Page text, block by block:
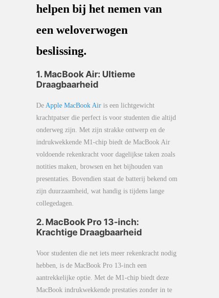
helpen bij het nemen van
een weloverwogen
beslissing.
1. MacBook Air: Ultieme
Draagbaarheid
De Apple MacBook Air is een lichtgewicht
krachtpatser die perfect is voor studenten die altijd
onderweg zijn. Met zijn strakke ontwerp en de
indrukwekkende M1-chip biedt de MacBook Air
voldoende rekenkracht voor dagelijkse taken zoals
notities maken, browsen en het bijhouden van
presentaties. Bovendien staat de batterij bekend om
zijn duurzaamheid, wat handig is tijdens lange
collegedagen.
2. MacBook Pro 13-inch:
Krachtige Draagbaarheid
Voor studenten die net iets meer rekenkracht nodig
hebben, is de MacBook Pro 13-inch een
aantrekkelijke optie. Met de M1-chip biedt deze
MacBook indrukwekkende prestaties zonder in te